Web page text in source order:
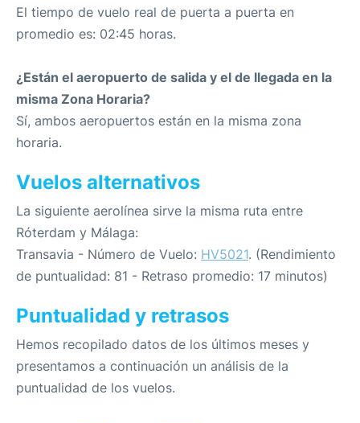
El tiempo de vuelo real de puerta a puerta en
promedio es: 02:45 horas.
¿Están el aeropuerto de salida y el de llegada en la
misma Zona Horaria?
Sí, ambos aeropuertos están en la misma zona
horaria.
Vuelos alternativos
La siguiente aerolínea sirve la misma ruta entre
Róterdam y Málaga:
Transavia - Número de Vuelo: HV5021. (Rendimiento
de puntualidad: 81 - Retraso promedio: 17 minutos)
Puntualidad y retrasos
Hemos recopilado datos de los últimos meses y
presentamos a continuación un análisis de la
puntualidad de los vuelos.